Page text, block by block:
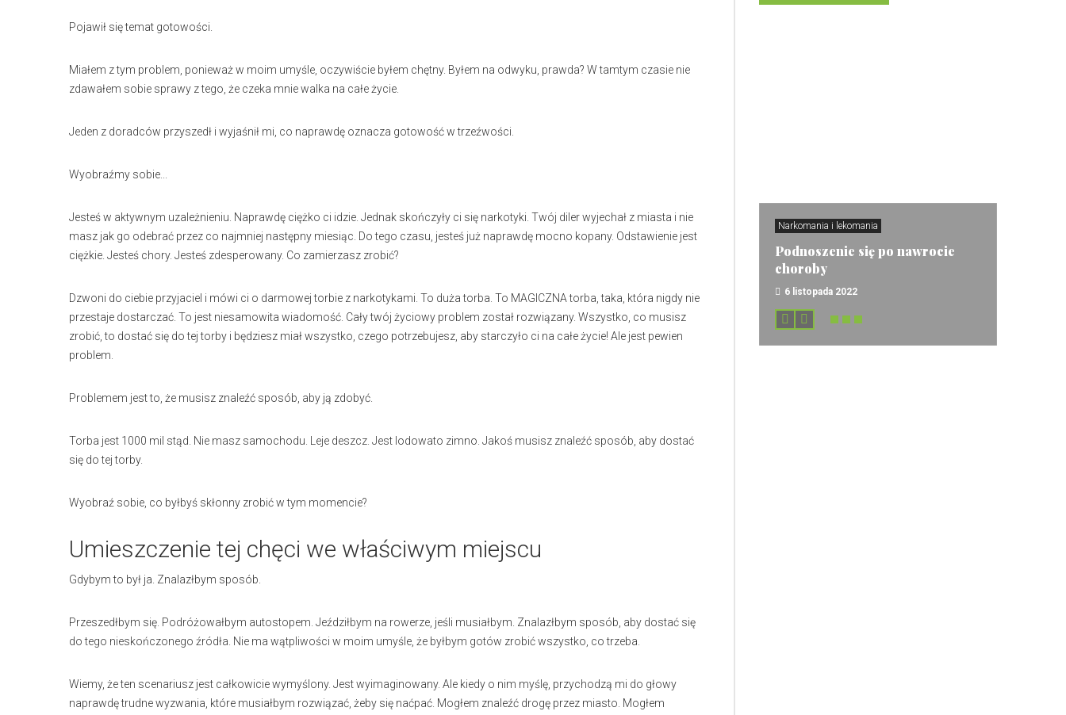
Pojawił się temat gotowości.
Miałem z tym problem, ponieważ w moim umyśle, oczywiście byłem chętny. Byłem na odwyku, prawda? W tamtym czasie nie
zdawałem sobie sprawy z tego, że czeka mnie walka na całe życie.
Jeden z doradców przyszedł i wyjaśnił mi, co naprawdę oznacza gotowość w trzeźwości.
Wyobraźmy sobie...
Jesteś w aktywnym uzależnieniu. Naprawdę ciężko ci idzie. Jednak skończyły ci się narkotyki. Twój diler wyjechał z miasta i nie
masz jak go odebrać przez co najmniej następny miesiąc. Do tego czasu, jesteś już naprawdę mocno kopany. Odstawienie jest
ciężkie. Jesteś chory. Jesteś zdesperowany. Co zamierzasz zrobić?
Dzwoni do ciebie przyjaciel i mówi ci o darmowej torbie z narkotykami. To duża torba. To MAGICZNA torba, taka, która nigdy nie
przestaje dostarczać. To jest niesamowita wiadomość. Cały twój życiowy problem został rozwiązany. Wszystko, co musisz
zrobić, to dostać się do tej torby i będziesz miał wszystko, czego potrzebujesz, aby starczyło ci na całe życie! Ale jest pewien
problem.
Problemem jest to, że musisz znaleźć sposób, aby ją zdobyć.
Torba jest 1000 mil stąd. Nie masz samochodu. Leje deszcz. Jest lodowato zimno. Jakoś musisz znaleźć sposób, aby dostać
się do tej torby.
Wyobraź sobie, co byłbyś skłonny zrobić w tym momencie?
Umieszczenie tej chęci we właściwym miejscu
Gdybym to był ja. Znalazłbym sposób.
Przeszedłbym się. Podróżowałbym autostopem. Jeździłbym na rowerze, jeśli musiałbym. Znalazłbym sposób, aby dostać się
do tego nieskończonego źródła. Nie ma wątpliwości w moim umyśle, że byłbym gotów zrobić wszystko, co trzeba.
Wiemy, że ten scenariusz jest całkowicie wymyślony. Jest wyimaginowany. Ale kiedy o nim myślę, przychodzą mi do głowy
naprawdę trudne wyzwania, które musiałbym rozwiązać, żeby się naćpać. Mogłem znaleźć drogę przez miasto. Mogłem
Narkomania i lekomania
Podnoszenie się po nawrocie
choroby
6 listopada 2022